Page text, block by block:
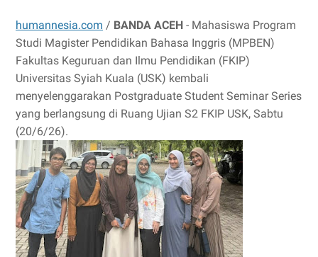
humannesia.com / BANDA ACEH - Mahasiswa Program
Studi Magister Pendidikan Bahasa Inggris (MPBEN)
Fakultas Keguruan dan Ilmu Pendidikan (FKIP)
Universitas Syiah Kuala (USK) kembali
menyelenggarakan Postgraduate Student Seminar Series
yang berlangsung di Ruang Ujian S2 FKIP USK, Sabtu
(20/6/26).